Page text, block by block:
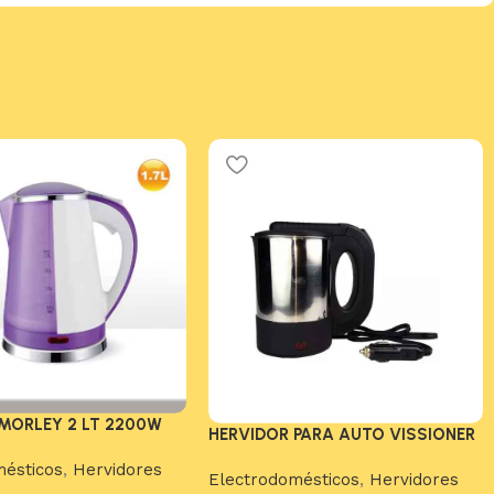
2 LT 2200W
, Hervidores
HERVIDOR PARA AUTO VISSIONER
Electrodomésticos, Hervidores